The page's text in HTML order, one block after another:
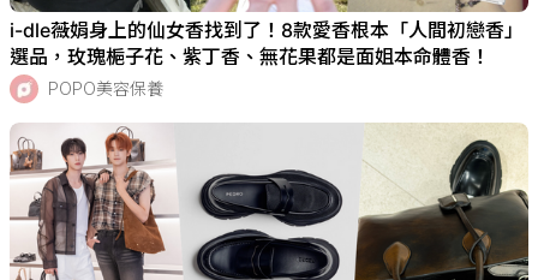
i-dle薇娟身上的仙女香找到了！8款愛香根本「人間初戀香」
選品，玫瑰梔子花、紫丁香、無花果都是面姐本命體香！
POPO美容保養